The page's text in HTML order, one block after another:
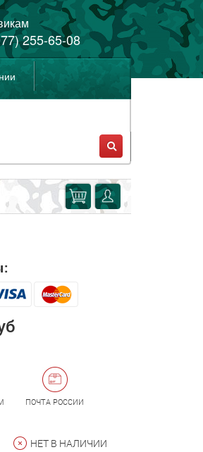
255-65-08
ПОЧТА РОССИИ
НЕТ В НАЛИЧИИ